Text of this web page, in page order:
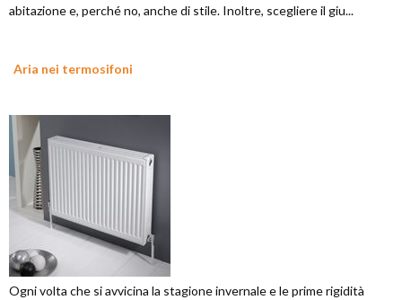
abitazione e, perché no, anche di stile. Inoltre, scegliere il giu...
Aria nei termosifoni
Ogni volta che si avvicina la stagione invernale e le prime rigidità